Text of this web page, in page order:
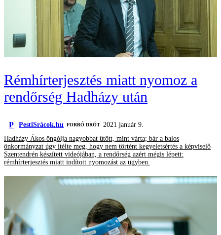
Rémhírterjesztés miatt nyomoz a
rendőrség Hadházy után
P PestiSrácok.hu FORRÓ DRÓT 2021 január 9.
Hadházy Ákos öngólja nagyobbat ütött, mint várta; bár a balos
önkormányzat úgy ítélte meg, hogy nem történt kegyeletsértés a képviselő
Szentendrén készített videójában, a rendőrség azért mégis lépett:
rémhírterjesztés miatt indított nyomozást az ügyben.